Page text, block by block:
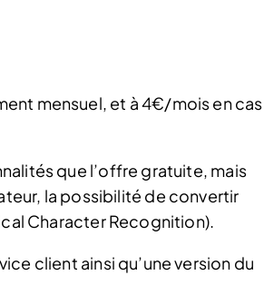
mensuel, et à 4€/mois en cas
que l’offre gratuite, mais
la possibilité de convertir
Character Recognition).
client ainsi qu’une version du